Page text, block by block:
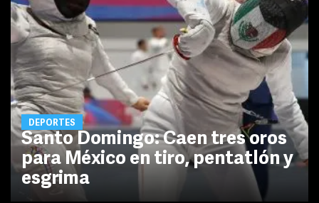
DEPORTES
Santo Domingo: Caen tres oros
para México en tiro, pentatlón y
esgrima